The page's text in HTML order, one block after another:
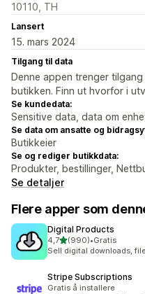
10110, TH
Lansert
15. mars 2024
Tilgang til data
Denne appen trenger
butikken. Finn ut hvorfor i
Se kundedata:
Sensitive data, data om
Se data om ansatte og
Butikkeier
Se og rediger butikkdata:
Produkter, bestillinger,
Se detaljer
Flere apper som
Digital Products
4,7av 5 stjerner
(990)
Totalt 990 omtaler
•Gratis
Sell digital downloads,
Stripe Subscriptions
Gratis å installere